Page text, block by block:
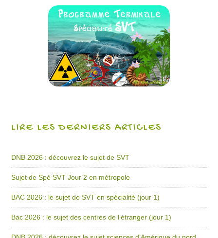
LIRE LES DERNIERS ARTICLES
DNB 2026 : découvrez le sujet de SVT
Sujet de Spé SVT Jour 2 en métropole
BAC 2026 : le sujet de SVT en spécialité (jour 1)
Bac 2026 : le sujet des centres de l’étranger (jour 1)